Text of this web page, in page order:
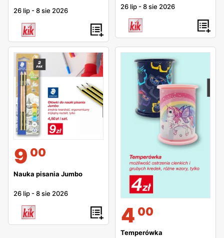
są na tematyczne działy, tzn. ubrania są w dedykowanym
dla nich dziale, zaś akcesoria domowe oddzielnie.
Pozwala to na szybkie znalezienie interesującego nas
produktu. Analogiczny układ obowiązuje również na
stronie internetowej
Można by rzec, że KIK zostawił konkurencyjne sieci
sklepów dyskontowych w tyle. Produkty w dobrej jakości
sprzedawane po niskiej cenie wyróżnia tą sieć
dyskontów. Ewenementem wśród sklepów dyskontowych
jest to, że działanie KIK online i respektowanie rabatów
zawartychw gazetce KIK. To nowoczesna sieć sklepów,
która zyskując coraz to nowych klientów, zdobywa
potencjał do dalszego rozwiju.
26 lip -8 sie 2026
26 lip -8 sie 2026
9 00
Nauka pisania Jumbo
26 lip -8 sie 2026
4 00
Temperówka